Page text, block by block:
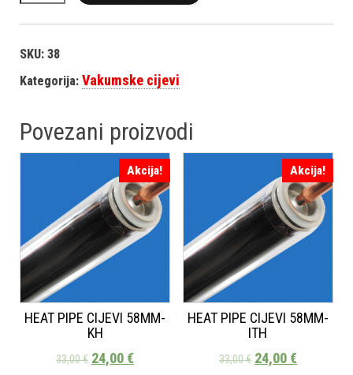
SKU: 38
Kategorija: Vakumske cijevi
Povezani proizvodi
Akcija!
HEAT PIPE CIJEVI 58MM-
KH
33,00€ 24,00€
Akcija!
HEAT PIPE CIJEVI 58MM-
ITH
33,00€ 24,00€